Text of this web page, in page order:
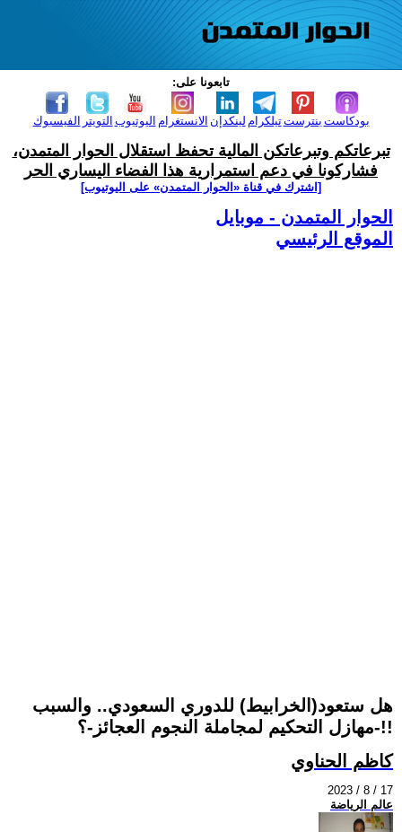
تابعونا على:
الفيسبوك التويتر اليوتيوب الانستغرام لينكدإن تيلكرامبنترست بودكاست
تبرعاتكم وتبرعاتكن المالية تحفظ استقلال الحوار المتمدن،
فشاركونا في دعم استمرارية هذا الفضاء اليساري الحر
[اشترك في قناة ‫«الحوار المتمدن» على اليوتيوب]
الحوار المتمدن - موبايل
الموقع الرئيسي
هل ستعود(الخرابيط) للدوري السعودي.. والسبب
-مهازل التحكيم لمجاملة النجوم العجائز-؟!!
كاظم الحناوي
2023 / 8 / 17
عالم الرياضة